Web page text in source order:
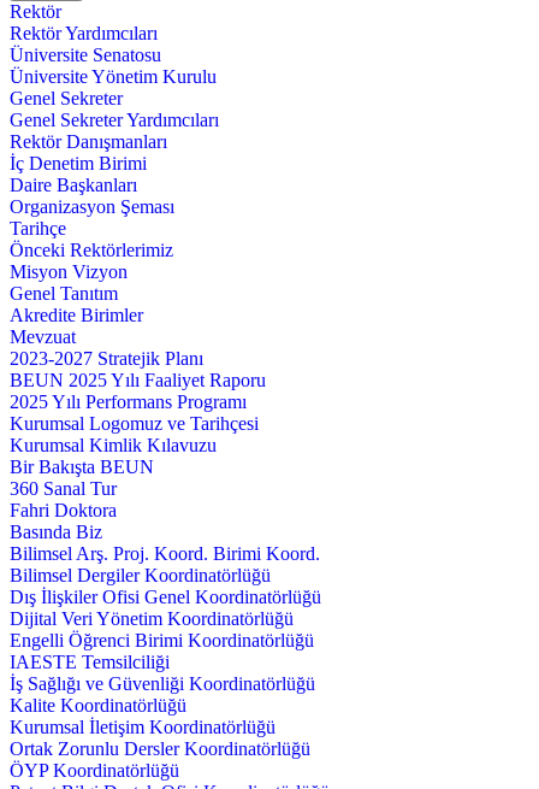
Rektör
Rektör Yardımcıları
Üniversite Senatosu
Üniversite Yönetim Kurulu
Genel Sekreter
Genel Sekreter Yardımcıları
Rektör Danışmanları
İç Denetim Birimi
Daire Başkanları
Organizasyon Şeması
Tarihçe
Önceki Rektörlerimiz
Misyon Vizyon
Genel Tanıtım
Akredite Birimler
Mevzuat
2023-2027 Stratejik Planı
BEUN 2025 Yılı Faaliyet Raporu
2025 Yılı Performans Programı
Kurumsal Logomuz ve Tarihçesi
Kurumsal Kimlik Kılavuzu
Bir Bakışta BEUN
360 Sanal Tur
Fahri Doktora
Basında Biz
Bilimsel Arş. Proj. Koord. Birimi Koord.
Bilimsel Dergiler Koordinatörlüğü
Dış İlişkiler Ofisi Genel Koordinatörlüğü
Dijital Veri Yönetim Koordinatörlüğü
Engelli Öğrenci Birimi Koordinatörlüğü
IAESTE Temsilciliği
İş Sağlığı ve Güvenliği Koordinatörlüğü
Kalite Koordinatörlüğü
Kurumsal İletişim Koordinatörlüğü
Ortak Zorunlu Dersler Koordinatörlüğü
ÖYP Koordinatörlüğü